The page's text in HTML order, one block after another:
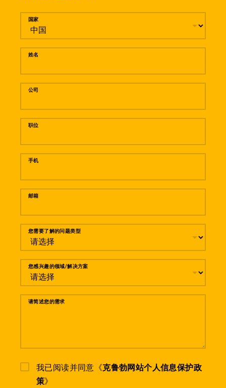
留言
国家
姓名
公司
职位
手机
邮箱
您需要了解的问题类型
您感兴趣的领域/解决方案
请简述您的需求
我已阅读并同意《克鲁勃网站个人信息保护政
策》